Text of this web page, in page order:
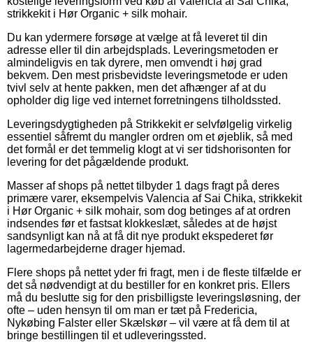
strikkekit i Hør Organic + silk mohair.
Du kan ydermere forsøge at vælge at få leveret til din
adresse eller til din arbejdsplads. Leveringsmetoden er
almindeligvis en tak dyrere, men omvendt i høj grad
bekvem. Den mest prisbevidste leveringsmetode er uden
tvivl selv at hente pakken, men det afhænger af at du
opholder dig lige ved internet forretningens tilholdssted.
Leveringsdygtigheden på Strikkekit er selvfølgelig virkelig
essentiel såfremt du mangler ordren om et øjeblik, så med
det formål er det temmelig klogt at vi ser tidshorisonten for
levering for det pågældende produkt.
Masser af shops på nettet tilbyder 1 dags fragt på deres
primære varer, eksempelvis Valencia af Sai Chika, strikkekit
i Hør Organic + silk mohair, som dog betinges af at ordren
indsendes før et fastsat klokkeslæt, således at de højst
sandsynligt kan nå at få dit nye produkt ekspederet før
lagermedarbejderne drager hjemad.
Flere shops på nettet yder fri fragt, men i de fleste tilfælde er
det så nødvendigt at du bestiller for en konkret pris. Ellers
må du beslutte sig for den prisbilligste leveringsløsning, der
ofte – uden hensyn til om man er tæt på Fredericia,
Nykøbing Falster eller Skælskør – vil være at få dem til at
bringe bestillingen til et udleveringssted.